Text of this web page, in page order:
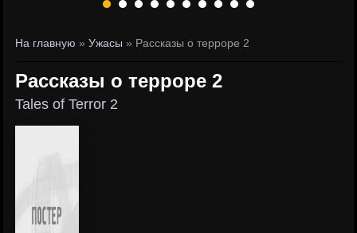
На главную »Ужасы » Рассказы о терроре 2
Рассказы о терроре 2
Tales of Terror 2